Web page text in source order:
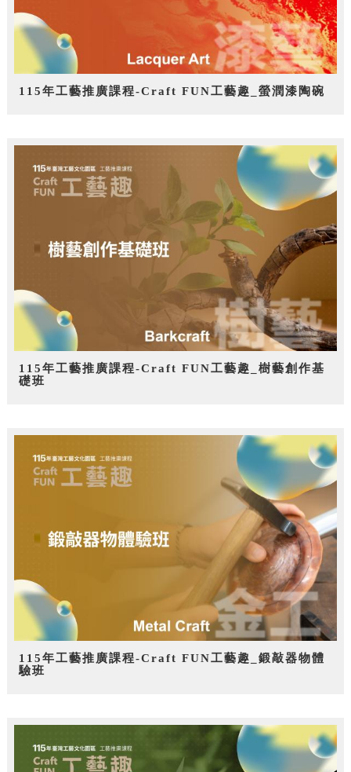
115年工藝推廣課程-Craft FUN工藝趣_螢潤漆陶碗
115年工藝推廣課程-Craft FUN工藝趣_樹藝創作基
礎班
115年工藝推廣課程-Craft FUN工藝趣_鍛敲器物體
驗班